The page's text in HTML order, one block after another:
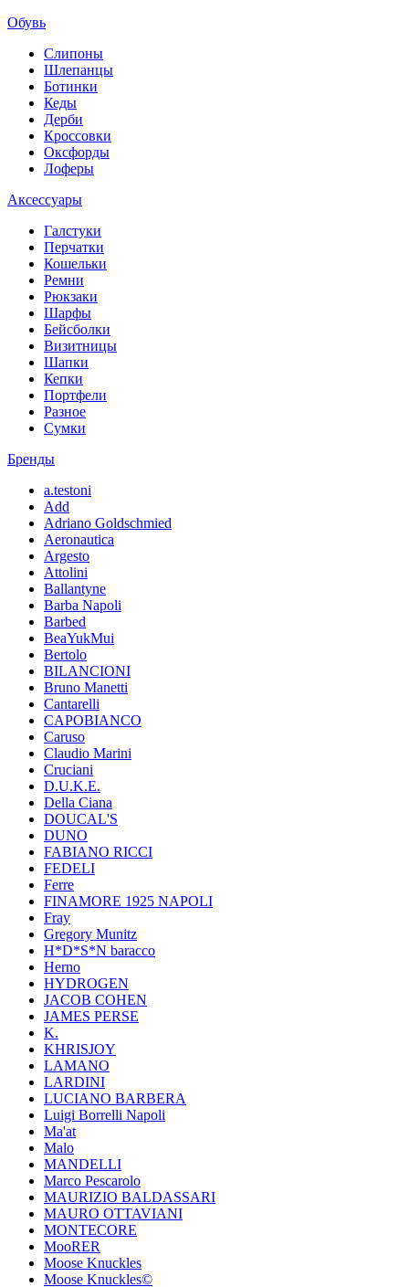
Обувь
Слипоны
Шлепанцы
Ботинки
Кеды
Дерби
Кроссовки
Оксфорды
Лоферы
Аксессуары
Галстуки
Перчатки
Кошельки
Ремни
Рюкзаки
Шарфы
Бейсболки
Визитницы
Шапки
Кепки
Портфели
Разное
Сумки
Бренды
a.testoni
Add
Adriano Goldschmied
Aeronautica
Argesto
Attolini
Ballantyne
Barba Napoli
Barbed
BeaYukMui
Bertolo
BILANCIONI
Bruno Manetti
Cantarelli
CAPOBIANCO
Caruso
Claudio Marini
Cruciani
D.U.K.E.
Della Ciana
DOUCAL'S
DUNO
FABIANO RICCI
FEDELI
Ferre
FINAMORE 1925 NAPOLI
Fray
Gregory Munitz
H*D*S*N baracco
Herno
HYDROGEN
JACOB COHEN
JAMES PERSE
K.
KHRISJOY
LAMANO
LARDINI
LUCIANO BARBERA
Luigi Borrelli Napoli
Ma'at
Malo
MANDELLI
Marco Pescarolo
MAURIZIO BALDASSARI
MAURO OTTAVIANI
MONTECORE
MooRER
Moose Knuckles
Moose Knuckles©️